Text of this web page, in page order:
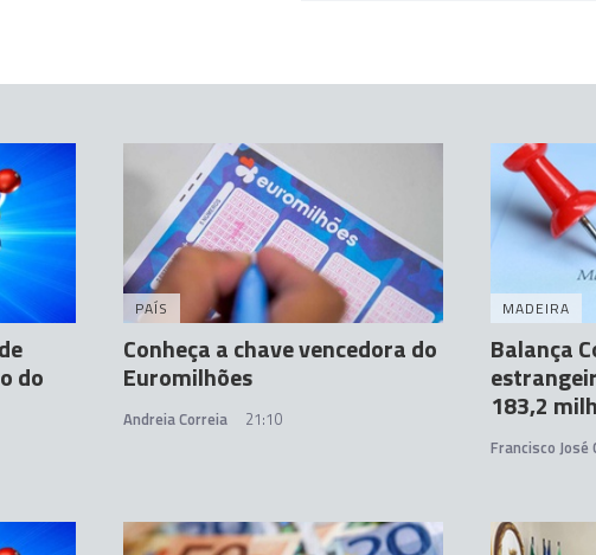
do
PAÍS
Conheça a chave vencedora do
Euromilhões
Andreia Correia 21:10
MADEIRA
Balança
183,2
Francisco José